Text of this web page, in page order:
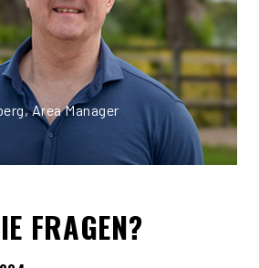
Area Manager
FRAGEN?